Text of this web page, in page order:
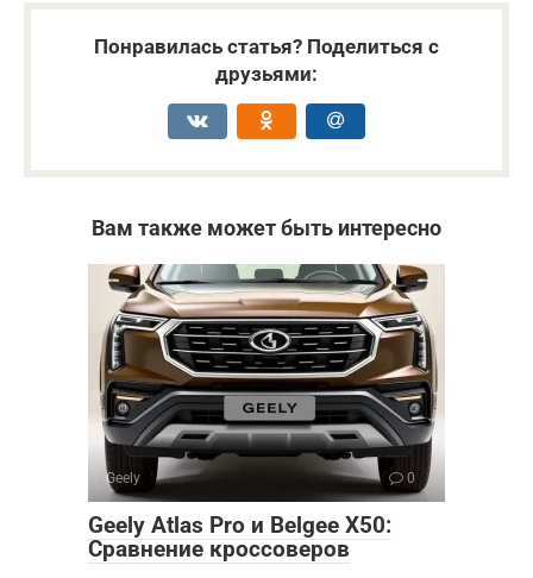
Понравилась статья? Поделиться с
друзьями:
Вам также может быть интересно
Geely 0
Geely Atlas Pro и Belgee X50:
Сравнение кроссоверов